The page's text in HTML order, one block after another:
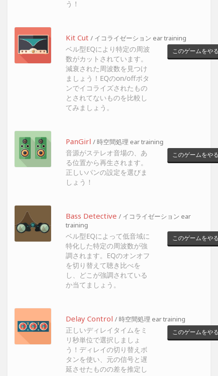
う！
Kit Cut / イコライゼーション ear training
ベル型EQにより特定の周波
数がカットされています。
減衰された周波数を見つけ
ましょう！EQのon/offボタ
ンでイコライズされたもの
とされてないものを比較し
てみましょう。
このゲームをや
PanGirl / 時空間処理 ear training
音源がステレオ音場の、あ
る位置から再生されます。
正しいパンの設定を選びま
しょう！
このゲームをや
Bass Detective / イコライゼーション ear
training
ベル型EQによって低音域に
特化した特定の周波数が強
調されます。EQのオンオフ
を切り替えて聴き比べを
し、どこが強調されている
か当てましょう。
このゲームをや
Delay Control / 時空間処理 ear training
正しいディレイタイムをミ
リ秒単位で選択しましょ
う！ディレイの切り替えボ
タンを使い、元の信号と遅
延させたものの差を推定し
このゲームをや